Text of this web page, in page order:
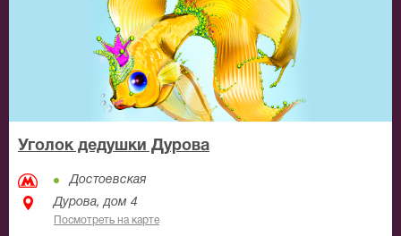
Уголок дедушки Дурова
Достоевская
Дурова, дом 4
Посмотреть на карте